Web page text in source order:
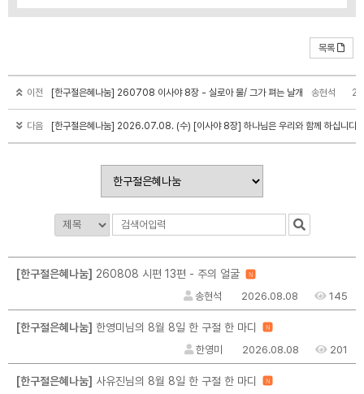
목록
송현석
이전 [한구절은혜나눔] 260708 이사야 8장 - 실로아 물/ 그가 펴는 날개
다음 [한구절은혜나눔] 2026.07.08. (수) [이사야 8장] 하나님은 우리와 함께 하십니다.
[한구절은혜나눔] 260808 시편 13편 - 주의 얼굴 N
송현석 2026.08.08 145
[한구절은혜나눔] 한영미님의 8월 8일 한 구절 한 마디 N
한영미 2026.08.08 201
[한구절은혜나눔] 사유진님의 8월 8일 한 구절 한 마디 N